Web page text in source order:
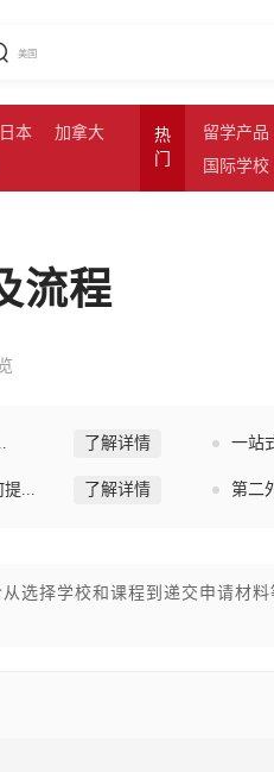
日本
加拿大
热
门
留学产品
国际学校
流程
了解详情 一站
提... 了解详情 第二
选择学校和课程到递交申请材